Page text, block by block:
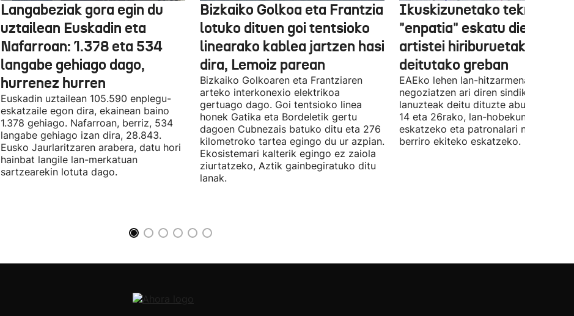
Langabeziak gora egin du
uztailean Euskadin eta
Nafarroan: 1.378 eta 534
langabe gehiago dago,
hurrenez hurren
Euskadin uztailean 105.590 enplegu-
eskatzaile egon dira, ekainean baino
1.378 gehiago. Nafarroan, berriz, 534
langabe gehiago izan dira, 28.843.
Eusko Jaurlaritzaren arabera, datu hori
hainbat langile lan-merkatuan
sartzearekin lotuta dago.
Bizkaiko Golkoa eta Frantzia
lotuko dituen goi tentsioko
linearako kablea jartzen hasi
dira, Lemoiz parean
Bizkaiko Golkoaren eta Frantziaren
arteko interkonexio elektrikoa
gertuago dago. Goi tentsioko linea
honek Gatika eta Bordeletik gertu
dagoen Cubnezais batuko ditu eta 276
kilometroko tartea egingo du ur azpian.
Ekosistemari kalterik egingo ez zaiola
ziurtatzeko, Aztik gainbegiratuko ditu
lanak.
Ikuskizunetako teknikariek
"enpatia" eskatu diete
artistei hiriburuetako
deitutako greban
EAEko lehen lan-hitzarmena
negoziatzen ari diren sindikatuek
lanuzteak deitu dituzte abuztuaren 5,
14 eta 26rako, lan-hobekuntzak
eskatzeko eta patronalari
berriro ekiteko eskatzeko.